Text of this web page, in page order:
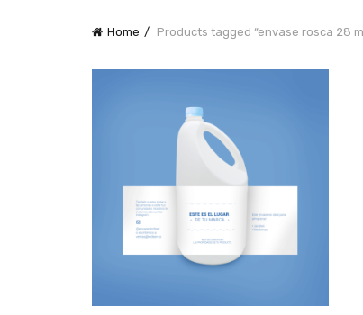
Home Products tagged “envase rosca 28